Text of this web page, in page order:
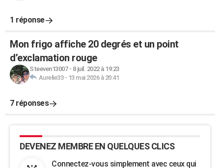
1 réponse
Mon frigo affiche 20 degrés et un point
d’exclamation rouge
Steeven13007- 8 juil. 2022 à 19:23
Aurelie33- 13 mai 2026 à 20:41
7 réponses
DEVENEZ MEMBRE EN QUELQUES CLICS
Connectez-vous simplement avec ceux qui